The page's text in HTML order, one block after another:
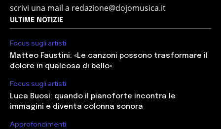
scrivi una mail a redazione@dojomusica.it
ULTIME NOTIZIE
Focus sugli artisti
Matteo Faustini: «Le canzoni possono trasformare il
dolore in qualcosa di bello»
Focus sugli artisti
Luca Buosi: quando il pianoforte incontra le
immagini e diventa colonna sonora
Approfondimenti